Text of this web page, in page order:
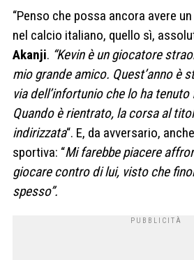
“Penso che possa ancora avere
nel calcio italiano, quello sì,
Akanji. “Kevin è un giocatore
mio grande amico. Quest’anno è
via dell’infortunio che lo ha tenuto
Quando è rientrato, la corsa al
indirizzata“. E, da avversario,
sportiva: “Mi farebbe piacere
giocare contro di lui, visto che
spesso”.